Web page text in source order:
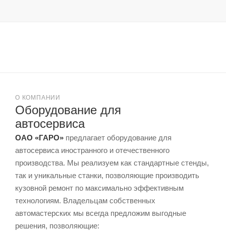
ОАО «ГАРО» предлагает оборудование для
автосервиса иностранного и отечественного
производства. Мы реализуем как стандартные стенды,
так и уникальные станки, позволяющие производить
кузовной ремонт по максимально эффективным
технологиям. Владельцам собственных
автомастерских мы всегда предложим выгодные
решения, позволяющие:
О КОМПАНИИ
Оборудование для
автосервиса